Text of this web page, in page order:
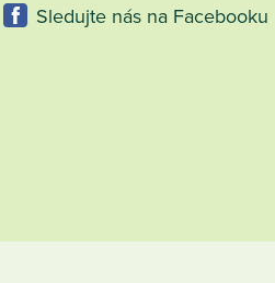
Sledujte nás na Facebooku